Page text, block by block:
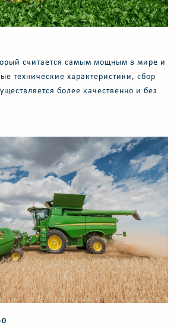
считается самым мощным в мире и
технические характеристики, сбор
более качественно и без